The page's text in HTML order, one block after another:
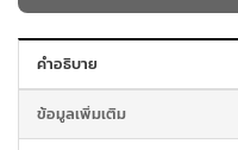
คำอธิบาย
ข้อมูลเพิ่มเติม